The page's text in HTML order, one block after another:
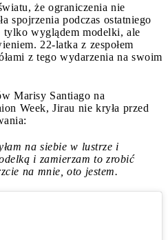
że ograniczenia nie
spojrzenia podczas ostatniego
wyglądem modelki, ale
22-latka z zespołem
z tego wydarzenia na swoim
Marisy Santiago na
Week, Jirau nie kryła przed
na siebie w lustrze i
i zamierzam to zrobić
na mnie, oto jestem.